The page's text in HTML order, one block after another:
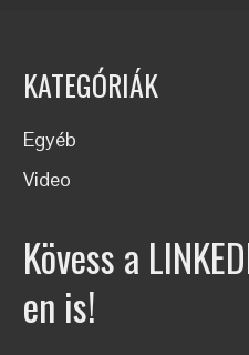
KATEGÓRIÁK
Egyéb
Video
Kövess a
en is!